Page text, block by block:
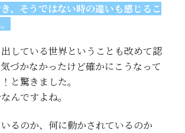
、 そうではない時の違いも感じるこ
している世界ということも改めて認
づかなかったけど確かにこうなって
と驚きました。
んですよね。
るのか、何に動かされているのか